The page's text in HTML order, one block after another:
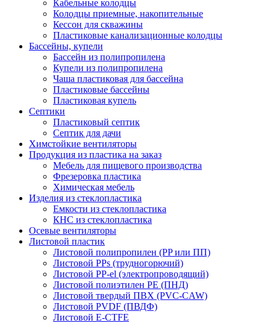
Кабельные колодцы
Колодцы приемные, накопительные
Кессон для скважины
Пластиковые канализационные колодцы
Бассейны, купели
Бассейн из полипропилена
Купели из полипропилена
Чаша пластиковая для бассейна
Пластиковые бассейны
Пластиковая купель
Септики
Пластиковый септик
Септик для дачи
Химстойкие вентиляторы
Продукция из пластика на заказ
Мебель для пищевого производства
Фрезеровка пластика
Химическая мебель
Изделия из стеклопластика
Емкости из стеклопластика
КНС из стеклопластика
Осевые вентиляторы
Листовой пластик
Листовой полипропилен (PP или ПП)
Листовой PPs (трудногорючий)
Листовой PP-el (электропроводящий)
Листовой полиэтилен PE (ПНД)
Листовой твердый ПВХ (PVC-CAW)
Листовой PVDF (ПВДФ)
Листовой E-CTFE